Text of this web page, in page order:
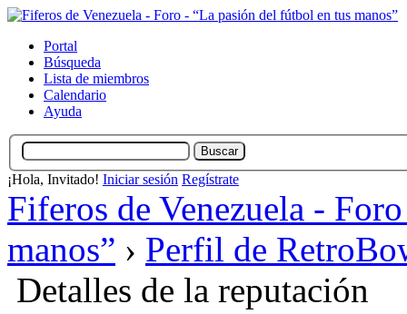
Portal
Búsqueda
Lista de miembros
Calendario
Ayuda
¡Hola, Invitado! Iniciar sesión Regístrate
Fiferos de Venezuela -
manos” › Perfil de
Detalles de la reputación